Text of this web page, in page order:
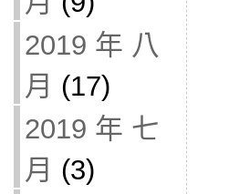
2019 年 八
月 (17)
2019 年 七
月 (3)